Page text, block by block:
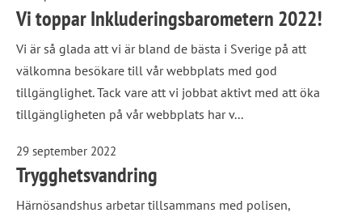
Vi toppar Inkluderingsbarometern 2022!
Vi är så glada att vi är bland de bästa i Sverige på att
välkomna besökare till vår webbplats med god
tillgänglighet. Tack vare att vi jobbat aktivt med att öka
tillgängligheten på vår webbplats har v...
29 september 2022
Trygghetsvandring
Härnösandshus arbetar tillsammans med polisen,